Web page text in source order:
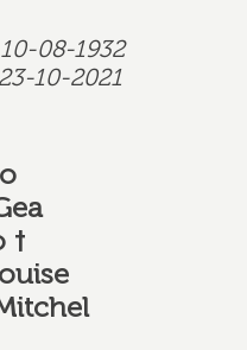
08-1932
10-2021
†